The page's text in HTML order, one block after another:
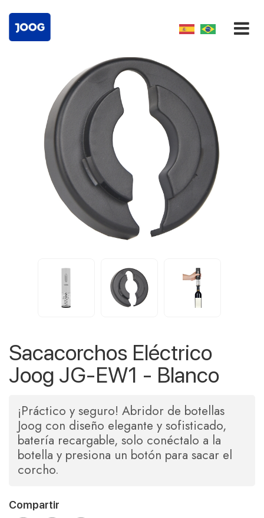
Sacacorchos Eléctrico
Joog JG-EW1 - Blanco
¡Práctico y seguro! Abridor de botellas
Joog con diseño elegante y sofisticado,
batería recargable, solo conéctalo a la
botella y presiona un botón para sacar el
corcho.
Compartir